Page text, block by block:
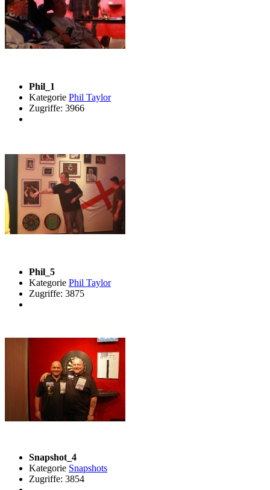
Phil_1
Kategorie Phil Taylor
Zugriffe: 3966
Phil_5
Kategorie Phil Taylor
Zugriffe: 3875
Snapshot_4
Kategorie Snapshots
Zugriffe: 3854